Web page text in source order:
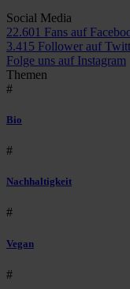
Social Media
22.601 Fans auf
3.415 Follower auf
Folge uns auf Instagram
Themen
#
Bio
#
Nachhaltigkeit
#
Vegan
#